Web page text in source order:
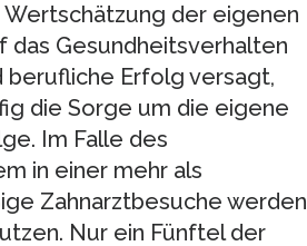
der eigenen
das Gesundheitsverhalten
berufliche Erfolg versagt,
die Sorge um die eigene
Im Falle des
in einer mehr als
Zahnarztbesuche werden
Nur ein Fünftel der